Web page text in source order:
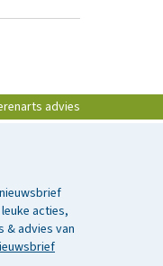
advies
acties,
& advies van